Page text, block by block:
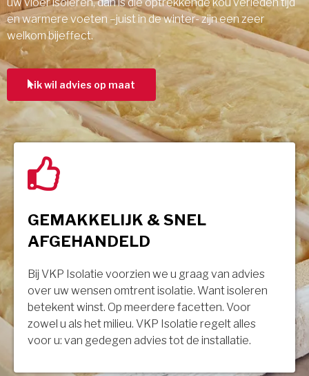
uw vloer isoleren, dan is die optrekkende kou verleden tijd
en warmere voeten –juist in de winter- zijn een zeer
welkom bijeffect.
ik wil advies op maat
GEMAKKELIJK & SNEL
AFGEHANDELD
Bij VKP Isolatie voorzien we u graag van advies
over uw wensen omtrent isolatie. Want isoleren
betekent winst. Op meerdere facetten. Voor
zowel u als het milieu. VKP Isolatie regelt alles
voor u: van gedegen advies tot de installatie.